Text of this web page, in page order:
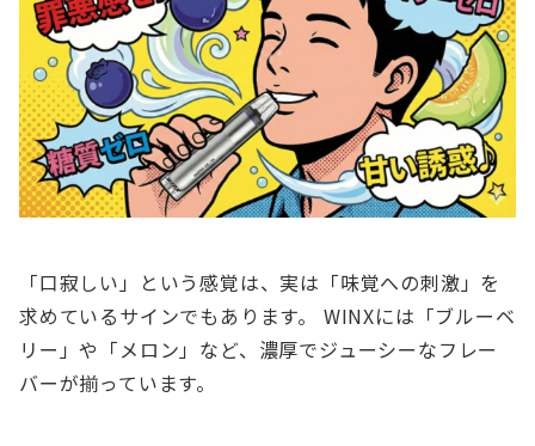
「口寂しい」という感覚は、実は「味覚への刺激」を
求めているサインでもあります。 WINXには「ブルーベ
リー」や「メロン」など、濃厚でジューシーなフレー
バーが揃っています。